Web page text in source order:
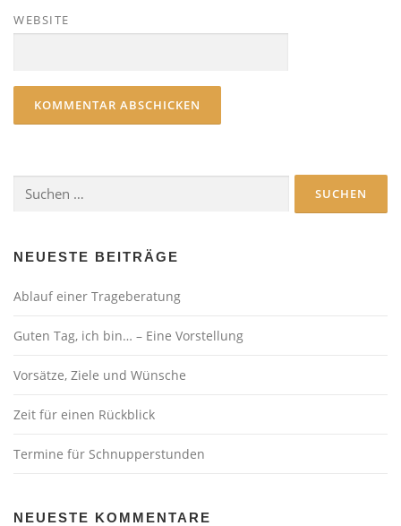
WEBSITE
nach:
NEUESTE BEITRÄGE
Ablauf einer Trageberatung
Guten Tag, ich bin… – Eine Vorstellung
Vorsätze, Ziele und Wünsche
Zeit für einen Rückblick
Termine für Schnupperstunden
NEUESTE KOMMENTARE